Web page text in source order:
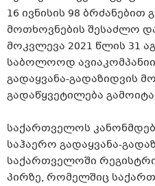
16 ივნისის 98
მოთხოვნების შესაძლო
მოკვლევა 2021 წლის 31
საბოლოოდ
გადაყვანა-გადაზიდვის
გადაწყვეტილება
საქართველოს
საჰაერო გადაყვანა-
საქართველოში
პირზე, რომელშიც